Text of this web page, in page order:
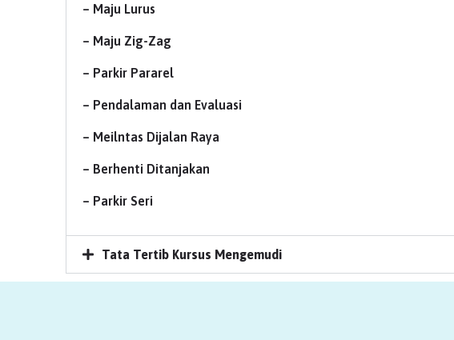
– Maju Lurus
– Maju Zig-Zag
– Parkir Pararel
– Pendalaman dan Evaluasi
– Meilntas Dijalan Raya
– Berhenti Ditanjakan
– Parkir Seri
Tata Tertib Kursus Mengemudi